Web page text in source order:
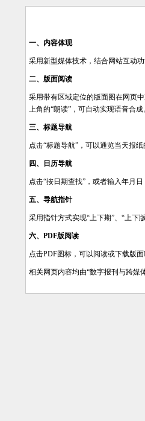
一、内容体现
采用新型媒体技术，结合网站互动
二、版面阅读
采用带有区域定位的版面图在网页
上角的“朗读”，可自动实现语音合成
三、标题导航
点击“标题导航”，可以通览当天报
四、日历导航
点击“按日期查找”，或者输入年月
五、导航指针
采用指针方式实现“上下期”、“上下
六、PDF版阅读
点击PDF图标，可以阅读或下载版
相关网页内容均由“数字报刊与跨媒